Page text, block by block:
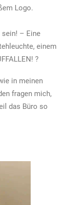
Logo.
sein! – Eine
einem
?
in meinen
fragen mich,
das Büro so